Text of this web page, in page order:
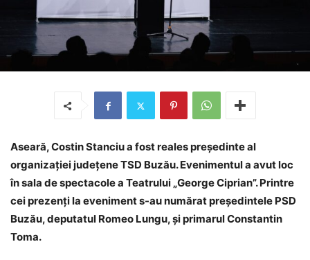
Aseară, Costin Stanciu a fost reales președinte al
organizației județene TSD Buzău. Evenimentul a avut loc
în sala de spectacole a Teatrului „George Ciprian”. Printre
cei prezenți la eveniment s-au numărat președintele PSD
Buzău, deputatul Romeo Lungu, și primarul Constantin
Toma.